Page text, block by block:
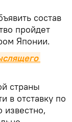
состав
пройдет
Японии.
страны
в отставку по
известно,